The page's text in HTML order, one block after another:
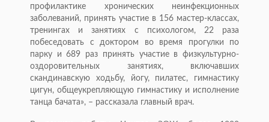
профилактике хронических неинфекционных
заболеваний, принять участие в 156 мастер-классах,
тренингах и занятиях с психологом, 22 раза
побеседовать с доктором во время прогулки по
парку и 689 раз принять участие в физкультурно-
оздоровительных занятиях, включавших
скандинавскую ходьбу, йогу, пилатес, гимнастику
цигун, общеукрепляющую гимнастику и исполнение
танца бачата», – рассказала главный врач.